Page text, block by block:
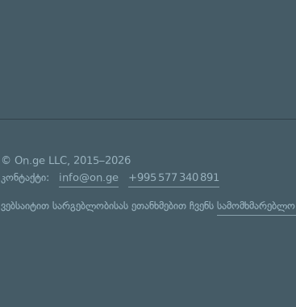
© On.ge LLC, 2015–2026
კონტაქტი: info@on.ge +995 577 340 891
ვებსაიტით სარგებლობისას ეთანხმებით ჩვენს სამომხმარებლო